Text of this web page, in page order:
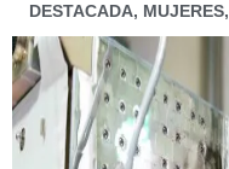
DESTACADA, MUJERES,